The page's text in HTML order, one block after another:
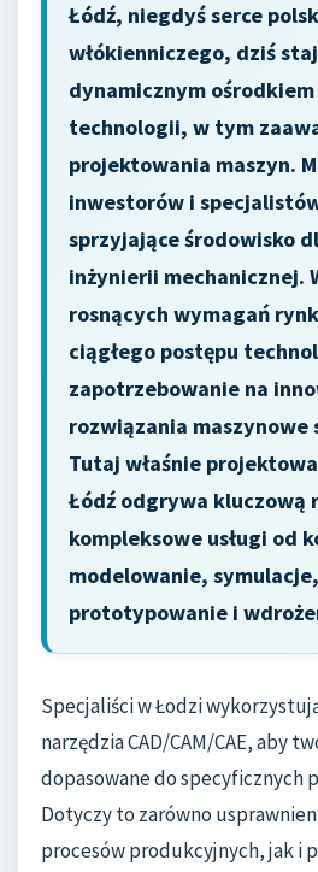
Łódź, niegdyś serce
włókienniczego, dziś
dynamicznym
technologii, w tym
projektowania maszyn.
inwestorów i
sprzyjające środowisko
inżynierii mechanicznej.
rosnących wymagań
ciągłego postępu
zapotrzebowanie na
rozwiązania maszynowe
Tutaj właśnie
Łódź odgrywa kluczową
kompleksowe usługi od
modelowanie,
prototypowanie i
Specjaliści w Łodzi
narzędzia CAD/CAM/CAE, aby
dopasowane do specyficznych
Dotyczy to zarówno
procesów produkcyjnych, jak i